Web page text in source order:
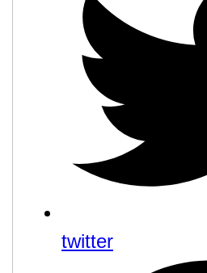
twitter